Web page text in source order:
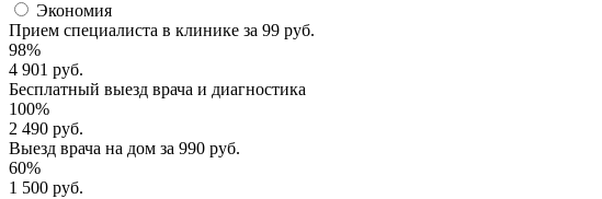
Экономия
Прием специалиста в клинике за 99 руб.
98%
4 901 руб.
Бесплатный выезд врача и диагностика
100%
2 490 руб.
Выезд врача на дом за 990 руб.
60%
1 500 руб.